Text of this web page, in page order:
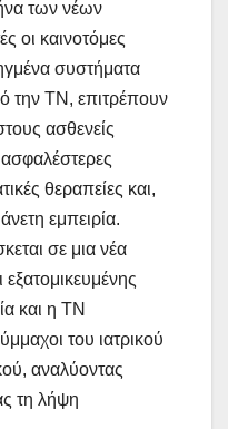
των νέων
οι καινοτόμες
συστήματα
την ΤΝ, επιτρέπουν
ασθενείς
ασφαλέστερες
θεραπείες και,
εμπειρία.
σε μια νέα
εξατομικευμένης
και η ΤΝ
του ιατρικού
αναλύοντας
τη λήψη